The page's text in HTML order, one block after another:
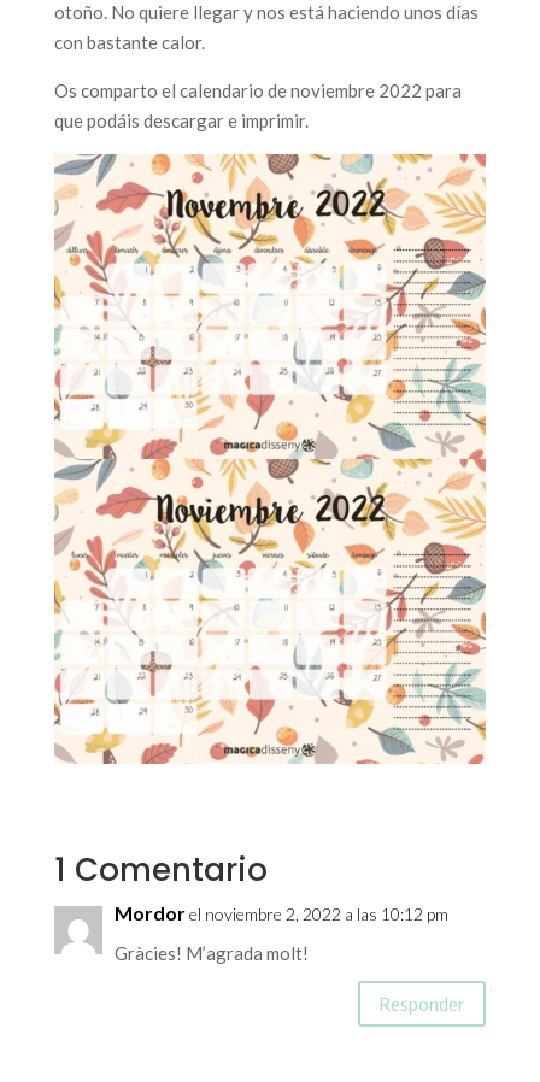
otoño. No quiere llegar y nos está haciendo unos días
con bastante calor.
Os comparto el calendario de noviembre 2022 para
que podáis descargar e imprimir.
1 Comentario
Mordorel noviembre 2, 2022 a las 10:12 pm
Gràcies! M’agrada molt!
Responder